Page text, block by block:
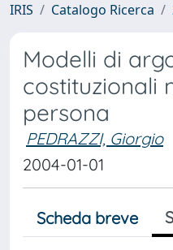
IRIS Catalogo Ricerca
Modelli di
costituzionali
persona
PEDRAZZI, Giorgio
2004-01-01
Scheda breve